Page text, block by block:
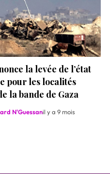
la levée de l’état
pour les localités
la bande de Gaza
N'Guessanil y a 9 mois